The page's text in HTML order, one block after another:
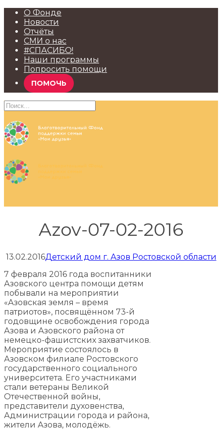
О Фонде
Новости
Отчёты
СМИ о нас
#СПАСИБО!
Наши программы
Попросить помощи
ПОМОЧЬ
Azov-07-02-2016
13.02.2016Детский дом г. Азов Ростовской области
7 февраля 2016 года воспитанники
Азовского центра помощи детям
побывали на мероприятии
«Азовская земля – время
патриотов», посвящённом 73-й
годовщине освобождения города
Азова и Азовского района от
немецко-фашистских захватчиков.
Мероприятие состоялось в
Азовском филиале Ростовского
государственного социального
университета. Его участниками
стали ветераны Великой
Отечественной войны,
представители духовенства,
Администрации города и района,
жители Азова, молодёжь.